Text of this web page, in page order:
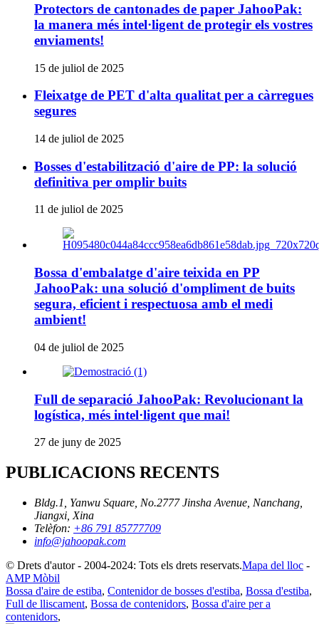
Protectors de cantonades de paper JahooPak:
la manera més intel·ligent de protegir els vostres
enviaments!
15 de juliol de 2025
Fleixatge de PET d'alta qualitat per a càrregues
segures
14 de juliol de 2025
Bosses d'estabilització d'aire de PP: la solució
definitiva per omplir buits
11 de juliol de 2025
Bossa d'embalatge d'aire teixida en PP
JahooPak: una solució d'ompliment de buits
segura, eficient i respectuosa amb el medi
ambient!
04 de juliol de 2025
Full de separació JahooPak: Revolucionant la
logística, més intel·ligent que mai!
27 de juny de 2025
PUBLICACIONS RECENTS
Bldg.1, Yanwu Square, No.2777 Jinsha Avenue, Nanchang,
Jiangxi, Xina
Telèfon: +86 791 85777709
info@jahoopak.com
© Drets d'autor - 2004-2024: Tots els drets reservats.Mapa del lloc -
AMP Mòbil
Bossa d'aire de estiba, Contenidor de bosses d'estiba, Bossa d'estiba,
Full de lliscament, Bossa de contenidors, Bossa d'aire per a
contenidors,